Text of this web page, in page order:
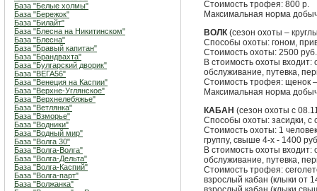
База "Белые холмы"
База "Бережок"
База "Билайт"
База "Блесна на Никитинском"
База "Блесна"
База "Бравый капитан"
База "Брандвахта"
База "Булгарский дворик"
База "ВЕГА56"
База "Венеция на Каспии"
База "Верхне-Углянское"
База "Верхнелебяжье"
База "Ветлянка"
База "Взморье"
База "Водники"
База "Водный мир"
База "Волга 30"
База "Волга-Волга"
База "Волга-Дельта"
База "Волга-Каспий"
База "Волга-парт"
База "Волжанка"
Стоимость трофея: 800 р.
Максимальная норма
ВОЛК (сезон охоты –
Способы охоты: гоном,
Стоимость охоты: 2500
В стоимость охоты входит:
обслуживание, путевка,
Стоимость трофея: щенок
Максимальная норма
КАБАН (сезон охоты с
Способы охоты: засидки, с
Стоимость охоты: 1
группу, свыше 4-х - 1400
В стоимость охоты входит:
обслуживание, путевка,
Стоимость трофея:
взрослый кабан (клыки от